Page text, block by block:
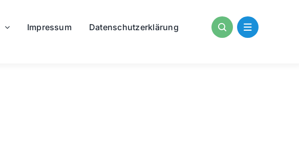
Impressum Datenschutzerklärung